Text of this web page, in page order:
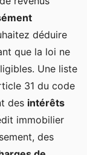
déduire
que la loi ne
Une liste
31 du code
des intérêts
immobilier
des